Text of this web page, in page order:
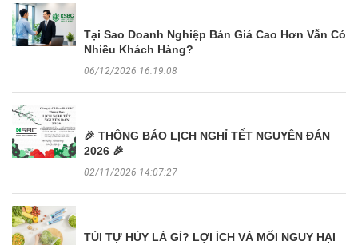
Tại Sao Doanh Nghiệp Bán Giá Cao Hơn Vẫn Có
Nhiều Khách Hàng?
06/12/2026 16:19:08
🎉 THÔNG BÁO LỊCH NGHỈ TẾT NGUYÊN ĐÁN
2026 🎉
02/11/2026 14:07:27
TÚI TỰ HỦY LÀ GÌ? LỢI ÍCH VÀ MỐI NGUY HẠI